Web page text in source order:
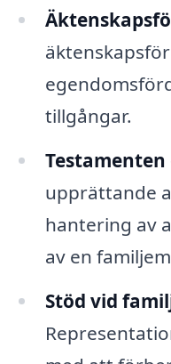
tillgångar.
Testamenten
upprättande
hantering av
av en
Stöd vid